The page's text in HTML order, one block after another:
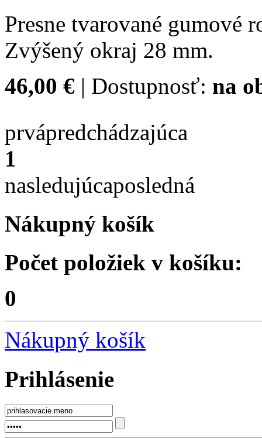
Presne tvarované gumové
Zvýšený okraj 28 mm.
46,00 € | Dostupnosť: na
prvápredchádzajúca
1
nasledujúcaposledná
Nákupný košík
Počet položiek v košíku:
0
Nákupný košík
Prihlásenie